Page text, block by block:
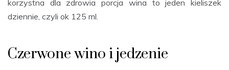
korzystna dla zdrowia porcja wina to jeden kieliszek
dziennie, czyli ok 125 ml.
Czerwone wino i jedzenie